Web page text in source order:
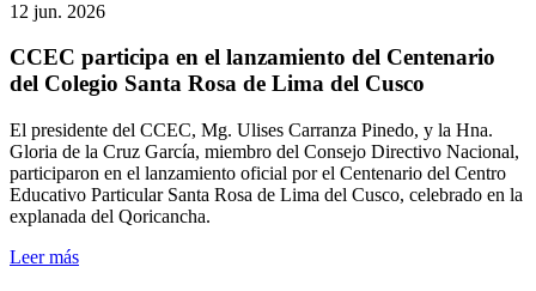
12 jun. 2026
CCEC participa en el lanzamiento del Centenario
del Colegio Santa Rosa de Lima del Cusco
El presidente del CCEC, Mg. Ulises Carranza Pinedo, y la Hna.
Gloria de la Cruz García, miembro del Consejo Directivo Nacional,
participaron en el lanzamiento oficial por el Centenario del Centro
Educativo Particular Santa Rosa de Lima del Cusco, celebrado en la
explanada del Qoricancha.
Leer más